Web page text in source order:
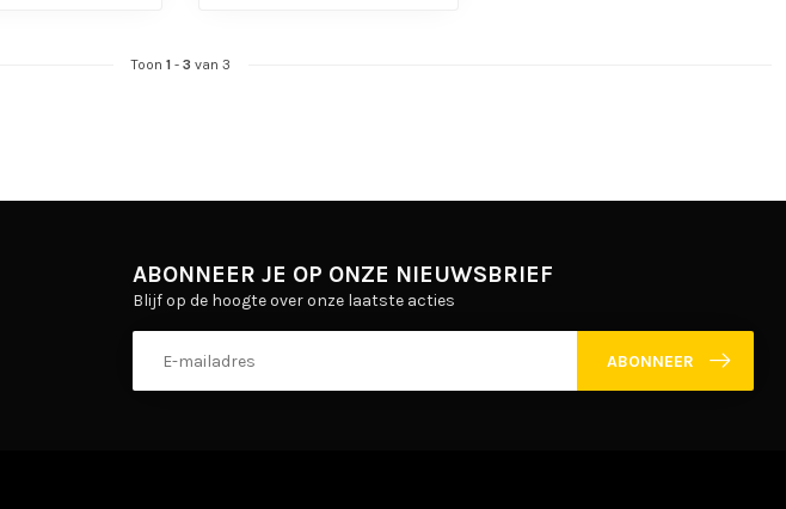
Toon 1- 3 van 3
ABONNEER JE OP ONZE NIEUWSBRIEF
Blijf op de hoogte over onze laatste acties
ABONNEER